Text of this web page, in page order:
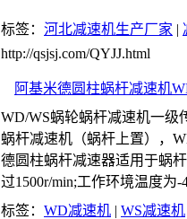
标签： 河北减速机生产厂家 |
http://qsjsj.com/QYJJ.html
阿基米德圆柱蜗杆减速机
WD/WS蜗轮蜗杆减速机一级
蜗杆减速机（蜗杆上置），
德圆柱蜗杆减速器适用于蜗
过1500r/min;工作环境温度为
标签： WD减速机 | WS减速机